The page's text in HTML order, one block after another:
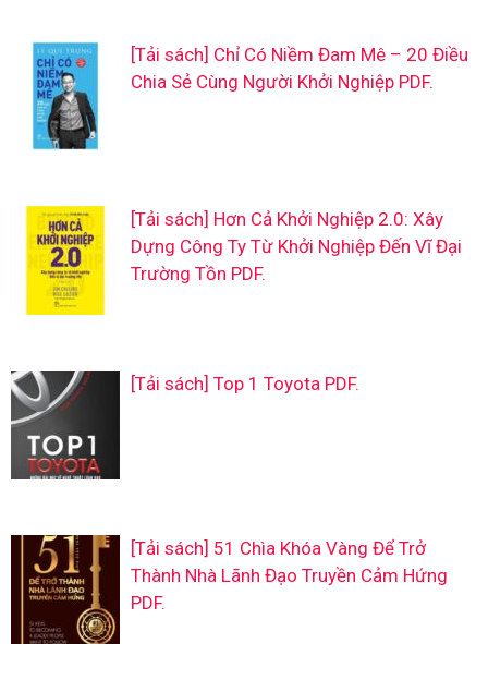
[Tải sách] Chỉ Có Niềm Đam Mê – 20 Điều
Chia Sẻ Cùng Người Khởi Nghiệp PDF.
[Tải sách] Hơn Cả Khởi Nghiệp 2.0: Xây
Dựng Công Ty Từ Khởi Nghiệp Đến Vĩ Đại
Trường Tồn PDF.
[Tải sách] Top 1 Toyota PDF.
[Tải sách] 51 Chìa Khóa Vàng Để Trở
Thành Nhà Lãnh Đạo Truyền Cảm Hứng
PDF.